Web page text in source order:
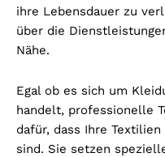
ihre Lebensdauer zu
über die
Nähe.
Egal ob es sich um
handelt, professionelle
dafür, dass Ihre
sind. Sie setzen